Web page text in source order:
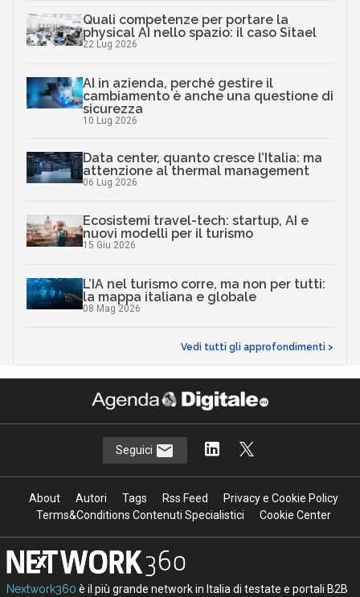
Quali competenze per portare la
physical AI nello spazio: il caso Sitael
22 Lug 2026
AI in azienda, perché gestire il
cambiamento è anche una questione di
sicurezza
10 Lug 2026
Data center, quanto cresce l’Italia: ma
attenzione al thermal management
06 Lug 2026
Ecosistemi travel-tech: startup, AI e
nuovi modelli per il turismo
15 Giu 2026
L’IA nel turismo corre, ma non per tutti:
la mappa italiana e globale
08 Mag 2026
Vedi tutti gli approfondimenti >
Seguici
About Autori Tags Rss Feed
Privacy e Cookie Policy
Terms&Conditions Contenuti Specialistici
Cookie Center
Nextwork360 è il più grande network in Italia di testate e portali B2B